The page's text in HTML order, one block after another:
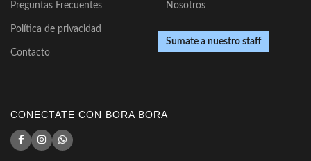
Preguntas Frecuentes
Política de privacidad
Contacto
Nosotros
Sumate a nuestro staff
CONECTATE CON BORA BORA